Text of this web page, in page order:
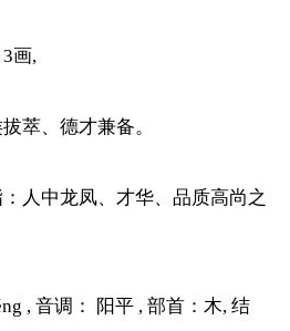
画,
萃、德才兼备。
人中龙凤、才华、品质高尚之
, 音调： 阳平 , 部首：木, 结